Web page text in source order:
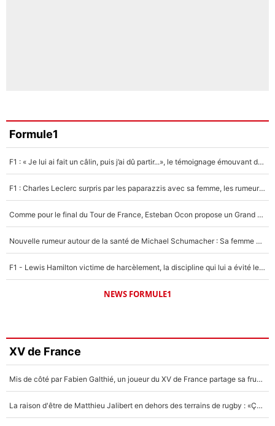
Formule1
F1 : « Je lui ai fait un câlin, puis j’ai dû partir...», le témoignage émouvant de Max Verstappen sur sa fille
F1 : Charles Leclerc surpris par les paparazzis avec sa femme, les rumeurs étaient vraies !
Comme pour le final du Tour de France, Esteban Ocon propose un Grand Prix de Formule 1 à Paris : «Autour de l’Arc de Triomphe, ce serait génial» !
Nouvelle rumeur autour de la santé de Michael Schumacher : Sa femme Corinna sort du silence
F1 - Lewis Hamilton victime de harcèlement, la discipline qui lui a évité le pire : «J'aurais probablement mal tourné»
NEWS FORMULE1
XV de France
Mis de côté par Fabien Galthié, un joueur du XV de France partage sa frustration : «ils ne me l’ont pas dit tout de suite»
La raison d'être de Matthieu Jalibert en dehors des terrains de rugby : «Ça m'atteint autant que si tu touches à un membre de ma famille»